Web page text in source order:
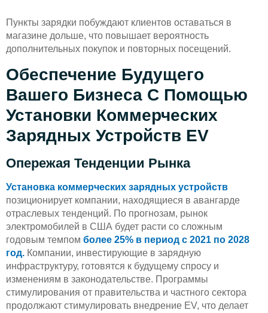
Пункты зарядки побуждают клиентов оставаться в
магазине дольше, что повышает вероятность
дополнительных покупок и повторных посещений.
Обеспечение Будущего
Вашего Бизнеса С Помощью
Установки Коммерческих
Зарядных Устройств EV
Опережая Тенденции Рынка
Установка коммерческих зарядных устройств
позиционирует компании, находящиеся в авангарде
отраслевых тенденций. По прогнозам, рынок
электромобилей в США будет расти со сложным
годовым темпом более 25% в период с 2021 по 2028
год. Компании, инвестирующие в зарядную
инфраструктуру, готовятся к будущему спросу и
изменениям в законодательстве. Программы
стимулирования от правительства и частного сектора
продолжают стимулировать внедрение EV, что делает